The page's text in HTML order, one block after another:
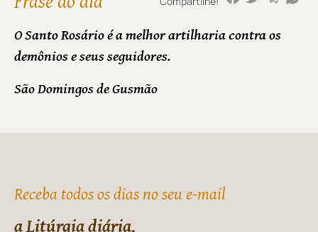
O Santo Rosário é a melhor artilharia contra os
demônios e seus seguidores.
São Domingos de Gusmão
Receba todos os dias no seu e-mail
a Litúrgia diária,